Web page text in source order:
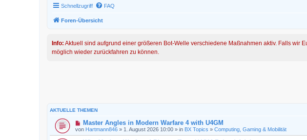
Schnellzugriff FAQ
Foren-Übersicht
Info: Aktuell sind aufgrund einer größeren Bot-Welle verschiedene Maßnahmen aktiv. Falls wir
möglich wieder zurückfahren zu können.
AKTUELLE THEMEN
Master Angles in Modern Warfare 4 with U4GM
von Hartmann846 » 1. August 2026 10:00 » in BX Topics » Computing, Gaming & Mobilität